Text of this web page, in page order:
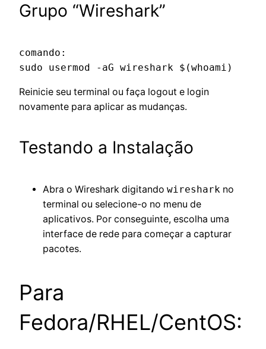
Grupo “Wireshark”
comando:
sudo usermod -aG wireshark $(whoami)
Reinicie seu terminal ou faça logout e login
novamente para aplicar as mudanças.
Testando a Instalação
Abra o Wireshark digitando wireshark no
terminal ou selecione-o no menu de
aplicativos. Por conseguinte, escolha uma
interface de rede para começar a capturar
pacotes.
Para
Fedora/RHEL/CentOS: